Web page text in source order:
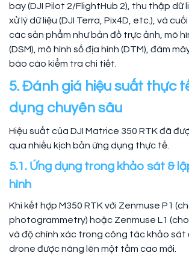
bay (DJI Pilot 2/FlightHub 2), thu thập dữ
xử lý dữ liệu (DJI Terra, Pix4D, etc.), và
các sản phẩm như bản đồ trực ảnh, mô
(DSM), mô hình số địa hình (DTM), đám
báo cáo kiểm tra chi tiết.
5. Đánh giá hiệu suất thực
dụng chuyên sâu
Hiệu suất của DJI Matrice 350 RTK đã
qua nhiều kịch bản ứng dụng thực tế.
5.1. Ứng dụng trong khảo sát &
hình
Khi kết hợp M350 RTK với Zenmuse P1
photogrammetry) hoặc Zenmuse L1 (cho
và độ chính xác trong công tác khảo sát
drone được nâng lên một tầm cao mới.